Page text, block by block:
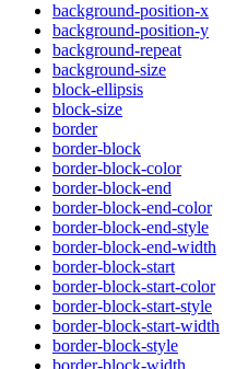
background-position-x
background-position-y
background-repeat
background-size
block-ellipsis
block-size
border
border-block
border-block-color
border-block-end
border-block-end-color
border-block-end-style
border-block-end-width
border-block-start
border-block-start-color
border-block-start-style
border-block-start-width
border-block-style
border-block-width